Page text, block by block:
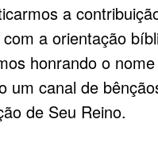
a
a orientação
honrando o
um canal de
de Seu Reino.